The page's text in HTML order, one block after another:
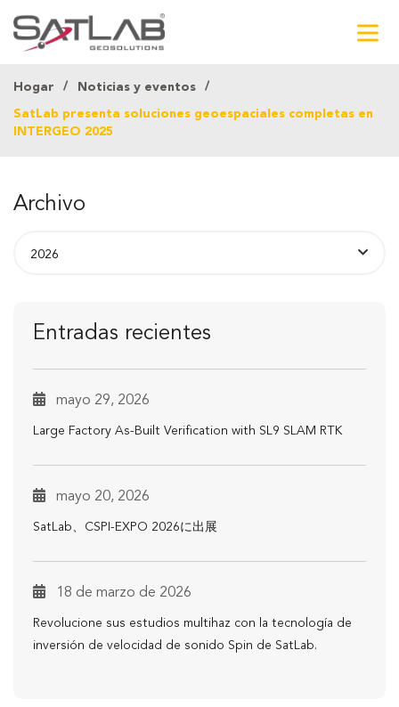
Hogar Noticias y eventos
SatLab presenta soluciones geoespaciales completas en
INTERGEO 2025
Archivo
Entradas recientes
mayo 29, 2026
Large Factory As-Built Verification with SL9 SLAM RTK
mayo 20, 2026
SatLab、CSPI-EXPO 2026に出展
18 de marzo de 2026
Revolucione sus estudios multihaz con la tecnología de
inversión de velocidad de sonido Spin de SatLab.